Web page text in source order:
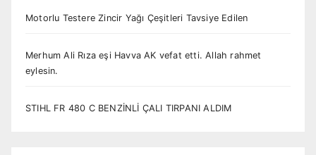
Motorlu Testere Zincir Yağı Çeşitleri Tavsiye Edilen
Merhum Ali Rıza eşi Havva AK vefat etti. Allah rahmet
eylesin.
STIHL FR 480 C BENZİNLİ ÇALI TIRPANI ALDIM